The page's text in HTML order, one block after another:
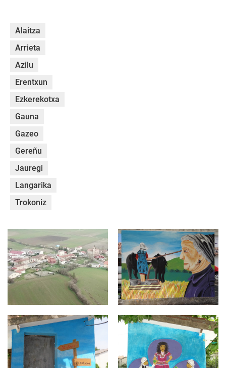
Alaitza
Arrieta
Azilu
Erentxun
Ezkerekotxa
Gauna
Gazeo
Gereñu
Jauregi
Langarika
Trokoniz
EZKEREKOTXA.jpg Exkerekotxa 1.jpg
Exkerekotxa4.jpg Exkerekotxa3.jpg